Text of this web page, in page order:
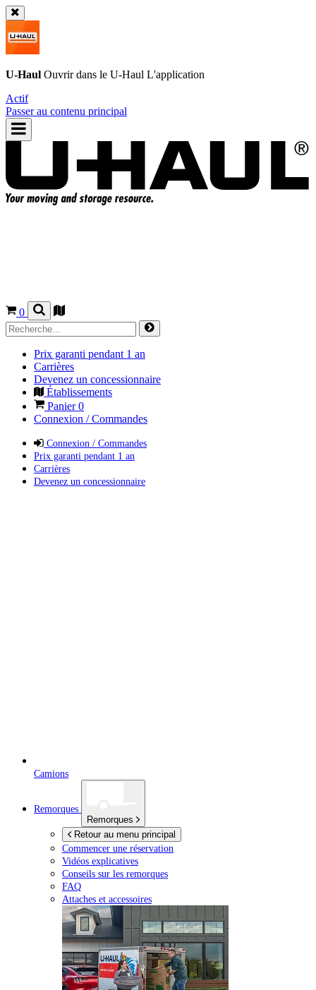
U-Haul Ouvrir dans le U-Haul L'application
Actif
Passer au contenu principal
0
Prix garanti pendant 1 an
Carrières
Devenez un concessionnaire
Établissements
Panier0
Connexion / Commandes
Connexion / Commandes
Prix garanti pendant 1 an
Carrières
Devenez un concessionnaire
Camions
Remorques
Remorques
Retour au menu principal
Commencer une réservation
Vidéos explicatives
Conseils sur les remorques
FAQ
Attaches et accessoires